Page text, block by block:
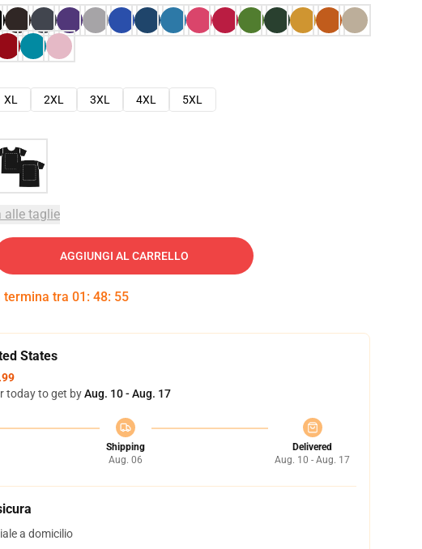
XL 2XL 3XL 4XL
5XL
alle taglie
AGGIUNGI AL CARRELLO
termina tra 01 : 48: 53
States
today to get byAug. 10 - Aug. 17
Shipping
Aug. 06
Delivered
Aug. 10 - Aug. 17
a domicilio